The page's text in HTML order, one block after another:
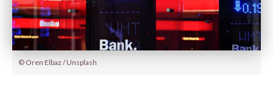
© Oren Elbaz / Unsplash